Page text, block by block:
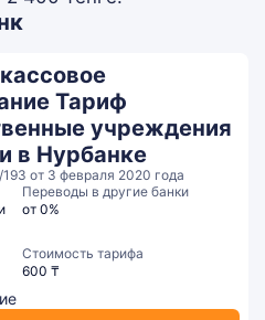
Тариф
учреждения
в Нурбанке
от 3 февраля 2020 года
Переводы в другие банки
от 0%
Стоимость тарифа
600 ₸